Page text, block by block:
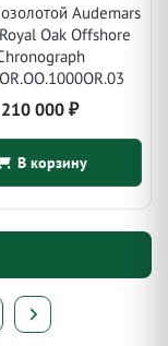
Audemars
Oak Offshore
210 000 ₽
В корзину